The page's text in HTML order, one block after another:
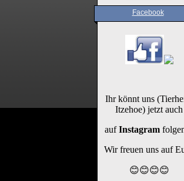
Facebook
Ihr könnt uns
Itzehoe) jetzt auch
aufInstagram
Wir freuen uns auf
😊😊😊😊